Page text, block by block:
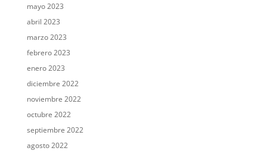
mayo 2023
abril 2023
marzo 2023
febrero 2023
enero 2023
diciembre 2022
noviembre 2022
octubre 2022
septiembre 2022
agosto 2022